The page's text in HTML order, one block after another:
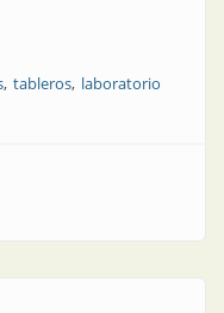
tableros laboratorio
de Lago